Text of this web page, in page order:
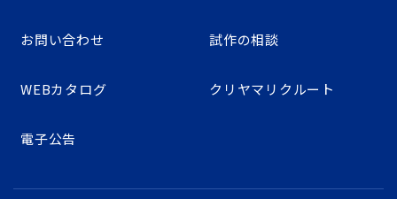
お問い合わせ 試作の相談
WEBカタログ クリヤマリクルート
電子公告